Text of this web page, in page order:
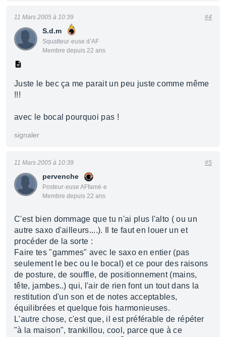
S.d.m
Squatteur·euse d’AF
Membre depuis 22 ans
11 Mars 2005 à 10:39 #4
Juste le bec ça me parait un peu juste comme même
!!!
avec le bocal pourquoi pas !
signaler
pervenche
Posteur·euse AFfamé·e
Membre depuis 22 ans
11 Mars 2005 à 10:39 #5
C'est bien dommage que tu n'ai plus l'alto ( ou un
autre saxo d'ailleurs....). Il te faut en louer un et
procéder de la sorte :
Faire tes "gammes" avec le saxo en entier (pas
seulement le bec ou le bocal) et ce pour des raisons
de posture, de souffle, de positionnement (mains,
tête, jambes..) qui, l'air de rien font un tout dans la
restitution d'un son et de notes acceptables,
équilibrées et quelque fois harmonieuses.
L'autre chose, c'est que, il est préférable de répéter
"à la maison", trankillou, cool, parce que à ce